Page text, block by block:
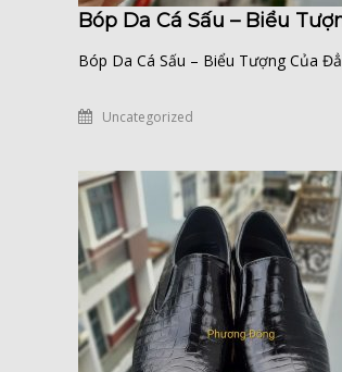
Bóp Da Cá Sấu – Biểu
Bóp Da Cá Sấu – Biểu Tượng Của
Uncategorized